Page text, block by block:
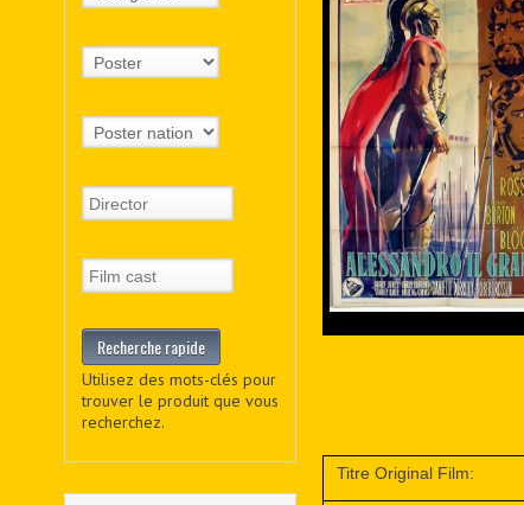
Titre Original Film:
Utilisez des mots-clés pour
trouver le produit que vous
recherchez.